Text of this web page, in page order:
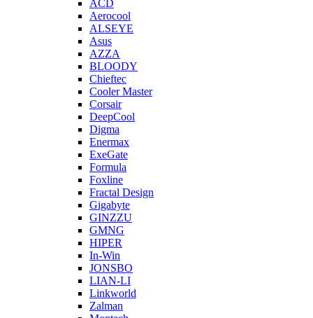
ACD
Aerocool
ALSEYE
Asus
AZZA
BLOODY
Chieftec
Cooler Master
Corsair
DeepCool
Digma
Enermax
ExeGate
Formula
Foxline
Fractal Design
Gigabyte
GINZZU
GMNG
HIPER
In-Win
JONSBO
LIAN-LI
Linkworld
Zalman